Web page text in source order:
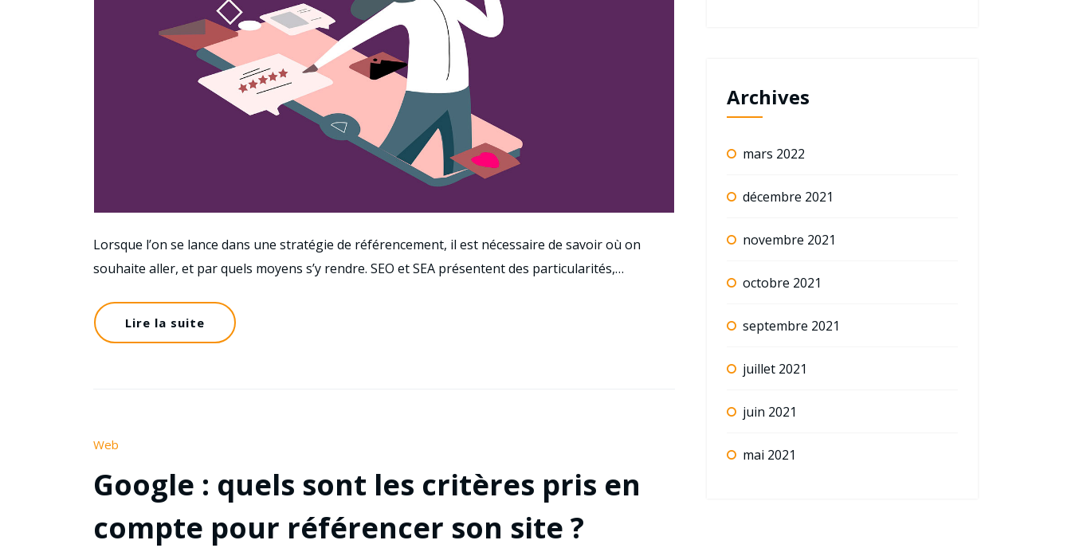
Lorsque l’on se lance dans une stratégie de référencement, il est nécessaire de savoir où on
souhaite aller, et par quels moyens s’y rendre. SEO et SEA présentent des particularités,…
Lire la suite
Web
Google : quels sont les critères pris en
compte pour référencer son site ?
Archives
mars 2022
décembre 2021
novembre 2021
octobre 2021
septembre 2021
juillet 2021
juin 2021
mai 2021